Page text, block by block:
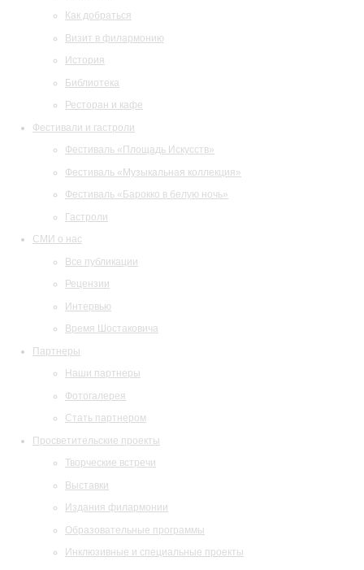
Как добраться
Визит в филармонию
История
Библиотека
Ресторан и кафе
Фестивали и гастроли
Фестиваль «Площадь Искусств»
Фестиваль «Музыкальная коллекция»
Фестиваль «Барокко в белую ночь»
Гастроли
СМИ о нас
Все публикации
Рецензии
Интервью
Время Шостаковича
Партнеры
Наши партнеры
Фотогалерея
Стать партнером
Просветительские проекты
Творческие встречи
Выставки
Издания филармонии
Образовательные программы
Инклюзивные и специальные проекты